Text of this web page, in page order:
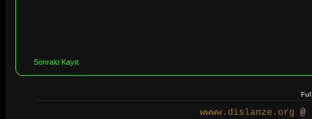
Sonraki Kayıt
wwww.dislanze.org